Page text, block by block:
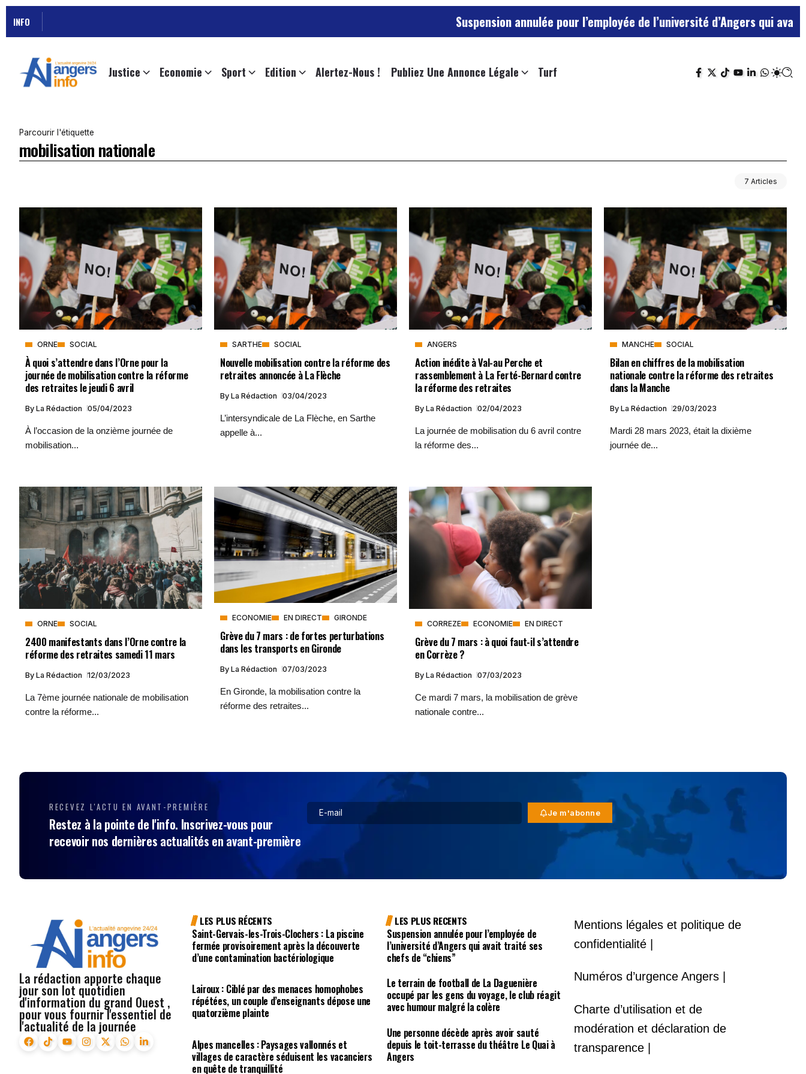
INFO Suspension annulée pour l’employée de l’université d’Angers qui avait
Justice Economie Sport Edition Alertez-Nous ! Publiez Une Annonce Légale Turf
Parcourir l'étiquette
mobilisation nationale
7 Articles
ORNE SOCIAL
À quoi s’attendre dans l’Orne pour la
journée de mobilisation contre la réforme
des retraites le jeudi 6 avril
By La Rédaction 05/04/2023
À l’occasion de la onzième journée de
mobilisation...
SARTHE SOCIAL
Nouvelle mobilisation contre la réforme des
retraites annoncée à La Flèche
By La Rédaction 03/04/2023
L’intersyndicale de La Flèche, en Sarthe
appelle à...
ANGERS
Action inédite à Val-au Perche et
rassemblement à La Ferté-Bernard contre
la réforme des retraites
By La Rédaction 02/04/2023
La journée de mobilisation du 6 avril contre
la réforme des...
MANCHE SOCIAL
Bilan en chiffres de la mobilisation
nationale contre la réforme des retraites
dans la Manche
By La Rédaction 29/03/2023
Mardi 28 mars 2023, était la dixième
journée de...
ORNE SOCIAL
2400 manifestants dans l’Orne contre la
réforme des retraites samedi 11 mars
By La Rédaction 12/03/2023
La 7ème journée nationale de mobilisation
contre la réforme...
ECONOMIE EN DIRECT GIRONDE
Grève du 7 mars : de fortes perturbations
dans les transports en Gironde
By La Rédaction 07/03/2023
En Gironde, la mobilisation contre la
réforme des retraites...
CORREZE ECONOMIE EN DIRECT
Grève du 7 mars : à quoi faut-il s’attendre
en Corrèze ?
By La Rédaction 07/03/2023
Ce mardi 7 mars, la mobilisation de grève
nationale contre...
RECEVEZ L'ACTU EN AVANT-PREMIÈRE
Restez à la pointe de l'info. Inscrivez-vous pour
recevoir nos dernières actualités en avant-première
Je m'abonne
La rédaction apporte chaque
jour son lot quotidien
d'information du grand Ouest ,
pour vous fournir l'essentiel de
l'actualité de la journée
LES PLUS RÉCENTS
Saint-Gervais-les-Trois-Clochers : La piscine
fermée provisoirement après la découverte
d’une contamination bactériologique
Lairoux : Ciblé par des menaces homophobes
répétées, un couple d’enseignants dépose une
quatorzième plainte
Alpes mancelles : Paysages vallonnés et
villages de caractère séduisent les vacanciers
en quête de tranquillité
LES PLUS RECENTS
Suspension annulée pour l’employée de
l’université d’Angers qui avait traité ses
chefs de “chiens”
Le terrain de football de La Daguenière
occupé par les gens du voyage, le club réagit
avec humour malgré la colère
Une personne décède après avoir sauté
depuis le toit-terrasse du théâtre Le Quai à
Angers
Mentions légales et politique de
confidentialité |
Numéros d’urgence Angers |
Charte d’utilisation et de
modération et déclaration de
transparence |